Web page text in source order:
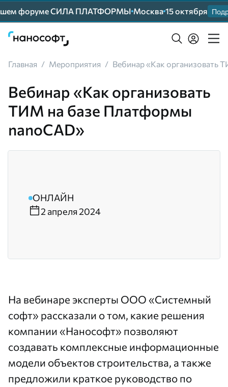
форуме СИЛА ПЛАТФОРМЫ Москва 15 октября
Главная / Мероприятия / Вебинар «Как организовать
Вебинар «Как организовать
ТИМ на базе Платформы
nanoCAD»
ОНЛАЙН
2 апреля 2024
На вебинаре эксперты ООО «Системный
софт» рассказали о том, какие решения
компании «Нанософт» позволяют
создавать комплексные информационные
модели объектов строительства, а также
предложили краткое руководство по